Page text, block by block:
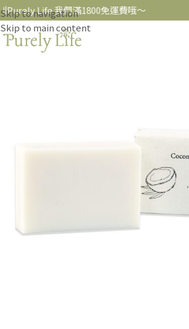
Skip to navigation
Skip to main content
Life 我們滿1800免運費哦～